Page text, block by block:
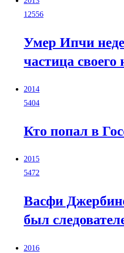
12556
Умер Ипчи
частица своего
2014
5404
Кто попал в
2015
5472
Васфи
был
2016